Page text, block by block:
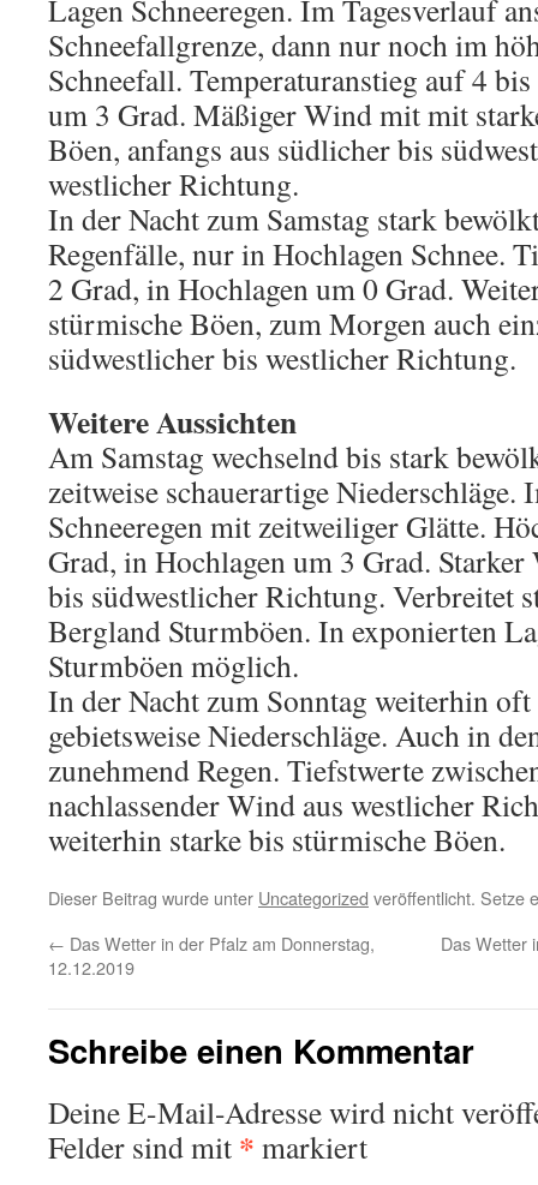
Lagen Schneeregen. Im Tagesverlauf
Schneefallgrenze, dann nur noch im
Schneefall. Temperaturanstieg auf 4
um 3 Grad. Mäßiger Wind mit mit
Böen, anfangs aus südlicher bis
westlicher Richtung.
In der Nacht zum Samstag stark
Regenfälle, nur in Hochlagen Schnee.
2 Grad, in Hochlagen um 0 Grad.
stürmische Böen, zum Morgen auch
südwestlicher bis westlicher Richtung.
Weitere Aussichten
Am Samstag wechselnd bis stark
zeitweise schauerartige Niederschläge.
Schneeregen mit zeitweiliger Glätte.
Grad, in Hochlagen um 3 Grad.
bis südwestlicher Richtung. Verbreitet
Bergland Sturmböen. In exponierten
Sturmböen möglich.
In der Nacht zum Sonntag weiterhin
gebietsweise Niederschläge. Auch in
zunehmend Regen. Tiefstwerte
nachlassender Wind aus westlicher
weiterhin starke bis stürmische Böen.
Dieser Beitrag wurde unter Uncategorized veröffentlicht. Setze
← Das Wetter in der Pfalz am Donnerstag,
12.12.2019
Das Wetter
Schreibe einen Kommentar
Deine E-Mail-Adresse wird nicht
Felder sind mit * markiert